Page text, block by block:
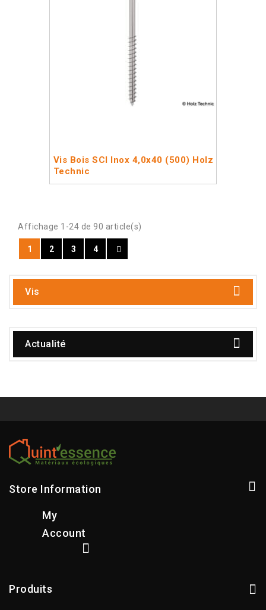
Vis Bois SCI Inox 4,0x40 (500) Holz
Technic
Affichage 1-24 de 90 article(s)
1 2 3 4
Vis
Actualité
Store Information
My
Account
Produits